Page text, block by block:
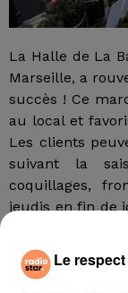
La Halle de La
Marseille, a
succès ! Ce
au local et
Les clients
suivant la
coquillages,
jeudis en fin de
Barasse
fil actus
Le